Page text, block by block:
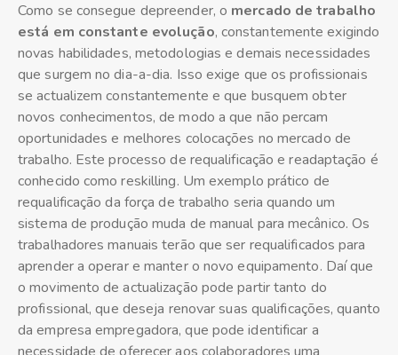
Como se consegue depreender, o mercado de trabalho
está em constante evolução, constantemente exigindo
novas habilidades, metodologias e demais necessidades
que surgem no dia-a-dia. Isso exige que os profissionais
se actualizem constantemente e que busquem obter
novos conhecimentos, de modo a que não percam
oportunidades e melhores colocações no mercado de
trabalho. Este processo de requalificação e readaptação é
conhecido como reskilling. Um exemplo prático de
requalificação da força de trabalho seria quando um
sistema de produção muda de manual para mecânico. Os
trabalhadores manuais terão que ser requalificados para
aprender a operar e manter o novo equipamento. Daí que
o movimento de actualização pode partir tanto do
profissional, que deseja renovar suas qualificações, quanto
da empresa empregadora, que pode identificar a